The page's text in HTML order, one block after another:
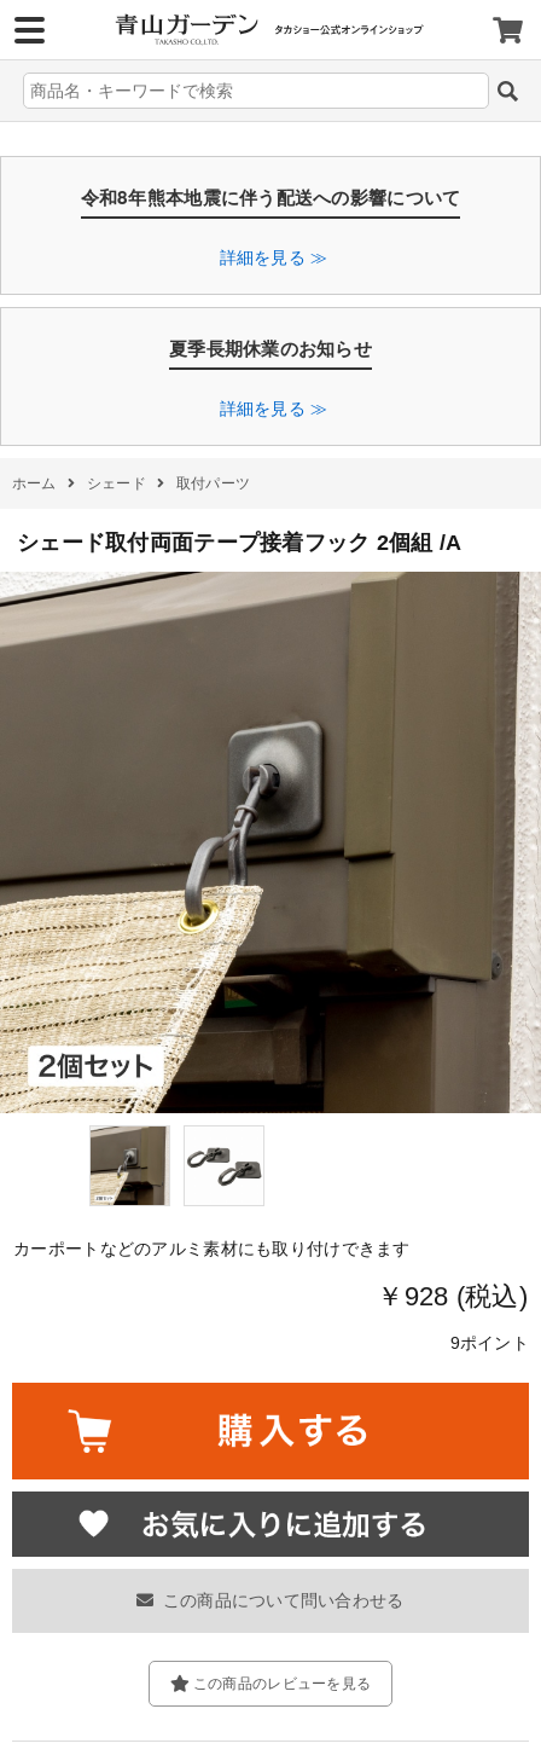
令和8年熊本地震に伴う配送への影響について
詳細を見る ≫
夏季長期休業のお知らせ
詳細を見る ≫
ホーム シェード 取付パーツ
シェード取付両面テープ接着フック 2個組 /A
カーポートなどのアルミ素材にも取り付けできます
￥928 (税込)
9ポイント
この商品について問い合わせる
この商品のレビューを見る